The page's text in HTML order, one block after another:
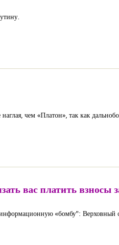
чем «Платон», так как
вас платить взносы
«бомбу":